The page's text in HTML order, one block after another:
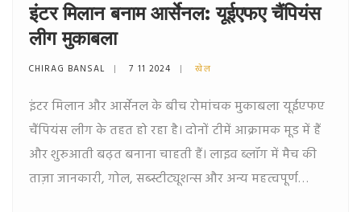
इंटर मिलान बनाम आर्सेनल: यूईएफए चैंपियंस
लीग मुकाबला
CHIRAG BANSAL 7 11 2024 खेल
इंटर मिलान और आर्सेनल के बीच रोमांचक मुकाबला यूईएफए
चैंपियंस लीग के तहत हो रहा है। दोनों टीमें आक्रामक मूड में हैं
और शुरुआती बढ़त बनाना चाहती हैं। लाइव ब्लॉग में मैच की
ताज़ा जानकारी, गोल, सब्स्टीट्यूशन्स और अन्य महत्वपूर्ण